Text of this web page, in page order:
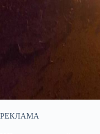
РЕКЛАМА